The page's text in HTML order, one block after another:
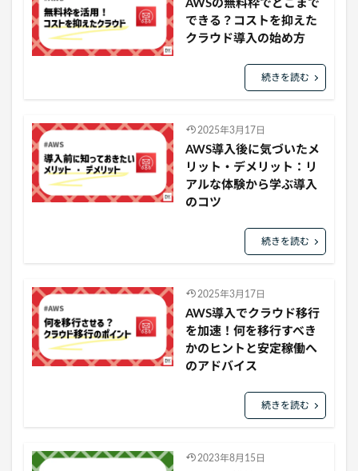
AWSの無料枠でどこまで
できる？コストを抑えた
クラウド導入の始め方
続きを読む
2025年3月17日
AWS導入後に気づいたメ
リット・デメリット：リ
アルな体験から学ぶ導入
のコツ
続きを読む
2025年3月17日
AWS導入でクラウド移行
を加速！何を移行すべき
かのヒントと安定稼働へ
のアドバイス
続きを読む
2023年8月15日